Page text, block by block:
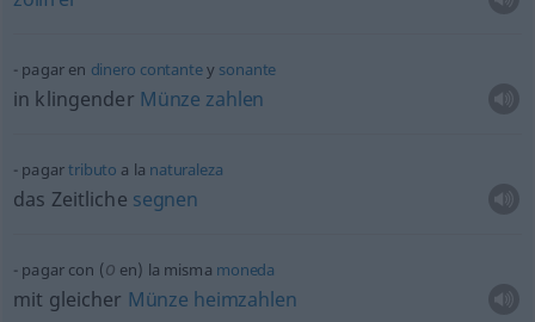
pagar en dinero contantey sonante
in klingender Münze zahlen
pagartributo a la naturaleza
das Zeitliche segnen
pagar con (o en) la misma moneda
mit gleicher Münze heimzahlen